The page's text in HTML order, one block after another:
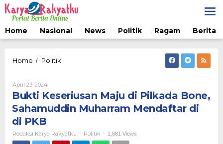
Lewati
ke
konten
Home
Nasional News Politik Ragam Berita
Home / Politik
Pilkada
Bone,
Sahamuddin
Mendaftar
di
April 23, 2024Oleh
Redaksi
Karya
Rakyatku
Bukti Keseriusan Maju di Pilkada Bone,
Sahamuddin Muharram Mendaftar di
di PKB
Redaksi Karya Rakyatku - Politik - 1,681 Views